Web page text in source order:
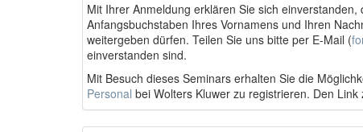
Mit Ihrer Anmeldung erklären Sie sich
Anfangsbuchstaben Ihres Vornamens und Ihren
weitergeben dürfen. Teilen Sie uns bitte per E-Mail (
einverstanden sind.
Mit Besuch dieses Seminars erhalten Sie die
Personal bei Wolters Kluwer zu registrieren. Den